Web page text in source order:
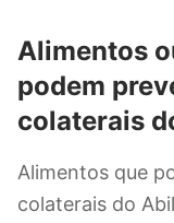
Alimentos
podem
colaterais
Alimentos que
colaterais do